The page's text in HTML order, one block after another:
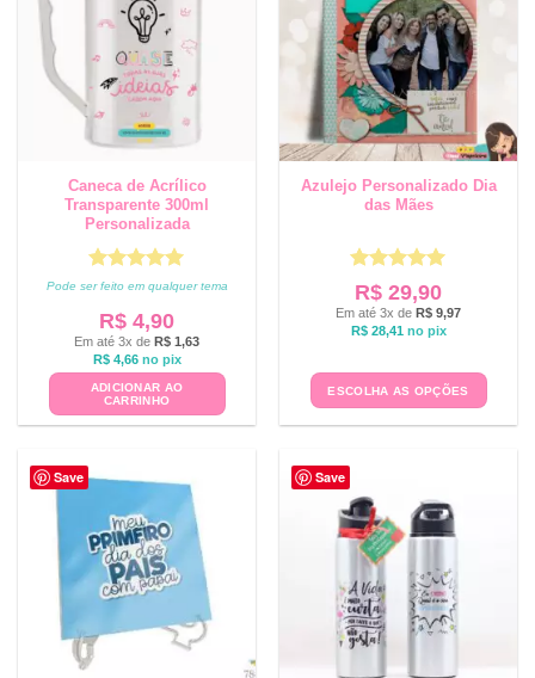
Caneca de Acrílico
Transparente 300ml
Personalizada
Avaliação5
Pode ser feito em qualquer tema
R$ 4,90
Em até 3x de R$ 1,63
R$4,66 no pix
ADICIONAR AO
CARRINHO
Azulejo Personalizado Dia
das Mães
Avaliação5
de 5
R$ 29,90
Em até 3x de R$ 9,97
R$28,41 no pix
ESCOLHA AS OPÇÕES
Save Save